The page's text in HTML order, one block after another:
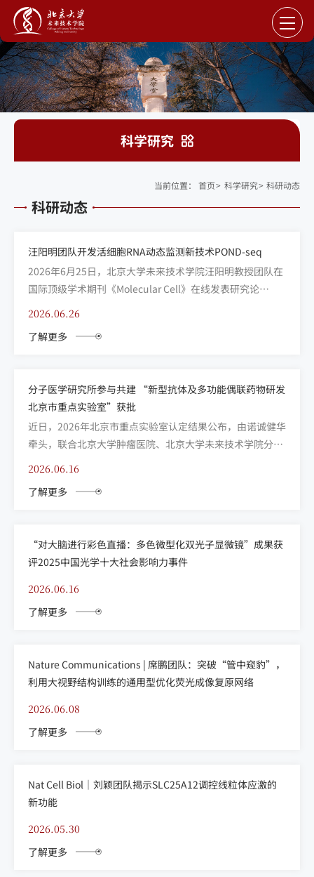
科学研究
当前位置： 首页> 科学研究> 科研动态
科研动态
2026.06.26
汪阳明团队开发活细胞RNA动态监测新技术POND-seq
2026年6月25日，北京大学未来技术学院汪阳明教授团队在
国际顶级学术期刊《Molecular Cell》在线发表研究论
了解更多
2026.06.16
分子医学研究所参与共建 “新型抗体及多功能偶联药物研发
北京市重点实验室”获批
近日，2026年北京市重点实验室认定结果公布，由诺诚健华
牵头，联合北京大学肿瘤医院、北京大学未来技术学院分子
学研究所深度参与申报与建设，为实验室基础研究能力提供
了解更多
2026.06.16
“对大脑进行彩色直播：多色微型化双光子显微镜”成果获
评2025中国光学十大社会影响力事件
了解更多
2026.06.08
Nature Communications | 席鹏团队：突破“管中窥豹”，
利用大视野结构训练的通用型优化荧光成像复原网络
了解更多
2026.05.30
Nat Cell Biol｜刘颖团队揭示SLC25A12调控线粒体应激的
新功能
了解更多